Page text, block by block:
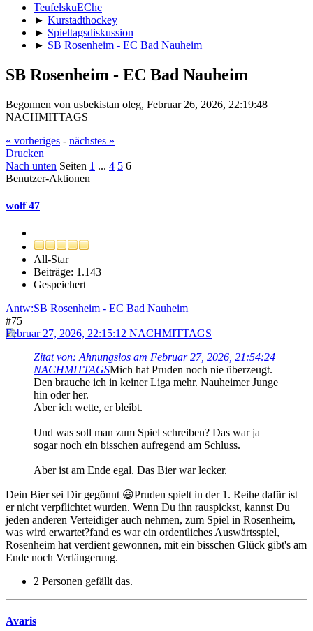
TeufelskuEChe
► Kurstadthockey
► Spieltagsdiskussion
► SB Rosenheim - EC Bad Nauheim
SB Rosenheim - EC Bad Nauheim
Begonnen von usbekistan oleg, Februar 26, 2026, 22:19:48
NACHMITTAGS
« vorheriges - nächstes »
Drucken
Nach unten Seiten 1 ... 4 5 6
Benutzer-Aktionen
wolf 47
All-Star
Beiträge: 1.143
Gespeichert
Antw:SB Rosenheim - EC Bad Nauheim
#75
Februar 27, 2026, 22:15:12 NACHMITTAGS
Zitat von: Ahnungslos am Februar 27, 2026, 21:54:24
NACHMITTAGSMich hat Pruden noch nie überzeugt.
Den brauche ich in keiner Liga mehr. Nauheimer Junge
hin oder her.
Aber ich wette, er bleibt.
Und was soll man zum Spiel schreiben? Das war ja
sogar noch ein bisschen aufregend am Schluss.
Aber ist am Ende egal. Das Bier war lecker.
Dein Bier sei Dir gegönnt 😃Pruden spielt in der 1. Reihe dafür ist
er nicht verpflichtet wurden. Wenn Du ihn rauspickst, kannst Du
jeden anderen Verteidiger auch nehmen, zum Spiel in Rosenheim,
was wird erwartet?fand es war ein ordentliches Auswärtsspiel,
Rosenheim hat verdient gewonnen, mit ein bisschen Glück gibt's am
Ende noch Verlängerung.
2 Personen gefällt das.
Avaris